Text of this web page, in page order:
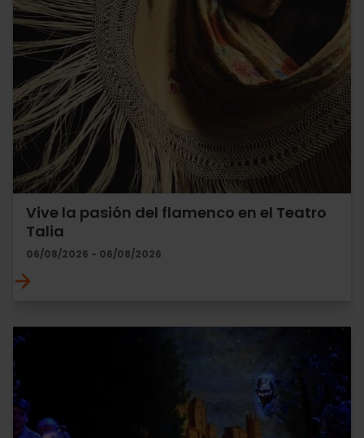
Vive la pasión del flamenco en el Teatro
Talia
06/08/2026 - 06/08/2026